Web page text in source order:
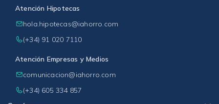
Atención Hipotecas
hola.hipotecas@iahorro.com
(+34) 91 020 7110
Atención Empresas y Medios
comunicacion@iahorro.com
(+34) 605 334 857